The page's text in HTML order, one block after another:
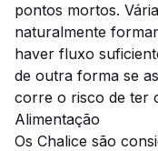
pontos mortos.
naturalmente
haver fluxo
de outra forma se
corre o risco de ter
Alimentação
Os Chalice são